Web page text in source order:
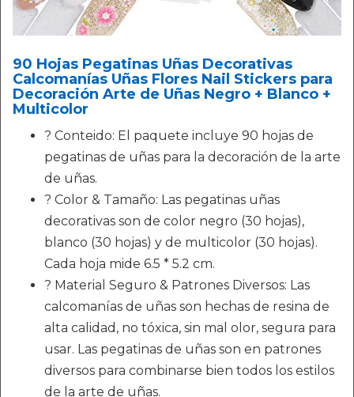
90 Hojas Pegatinas Uñas Decorativas
Calcomanías Uñas Flores Nail Stickers para
Decoración Arte de Uñas Negro + Blanco +
Multicolor
? Conteido: El paquete incluye 90 hojas de
pegatinas de uñas para la decoración de la arte
de uñas.
? Color & Tamaño: Las pegatinas uñas
decorativas son de color negro (30 hojas),
blanco (30 hojas) y de multicolor (30 hojas).
Cada hoja mide 6.5 * 5.2 cm.
? Material Seguro & Patrones Diversos: Las
calcomanías de uñas son hechas de resina de
alta calidad, no tóxica, sin mal olor, segura para
usar. Las pegatinas de uñas son en patrones
diversos para combinarse bien todos los estilos
de la arte de uñas.